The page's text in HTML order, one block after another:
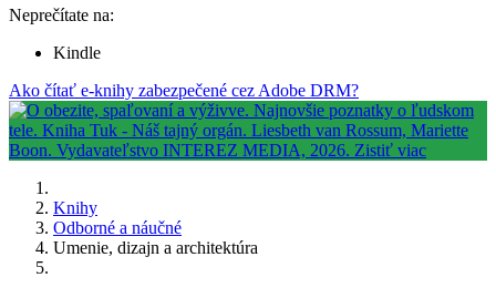
Neprečítate na:
Kindle
Ako čítať e-knihy zabezpečené cez Adobe DRM?
Knihy
Odborné a náučné
Umenie, dizajn a architektúra